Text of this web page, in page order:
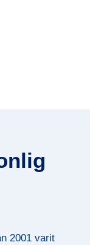
2001 varit